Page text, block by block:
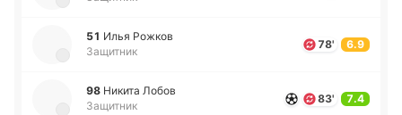
51 Илья Рожков
Защитник
78' 6.9
98 Никита Лобов
Защитник
83' 7.4